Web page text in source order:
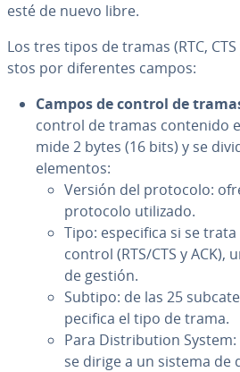
esté de nuevo libre.
Los tres tipos de tramas (RTC,
s­tos por di­fe­re­n­tes campos:
Campos de control de
control de tramas contenido
mide 2 bytes (16 bits) y se
elementos:
Versión del protocolo:
protocolo utilizado.
Tipo: es­pe­ci­fi­ca si se
control (RTS/CTS y ACK),
de gestión.
Subtipo: de las 25
pe­ci­fi­ca el tipo de trama.
Para Di­s­tri­bu­tion
se dirige a un sistema de